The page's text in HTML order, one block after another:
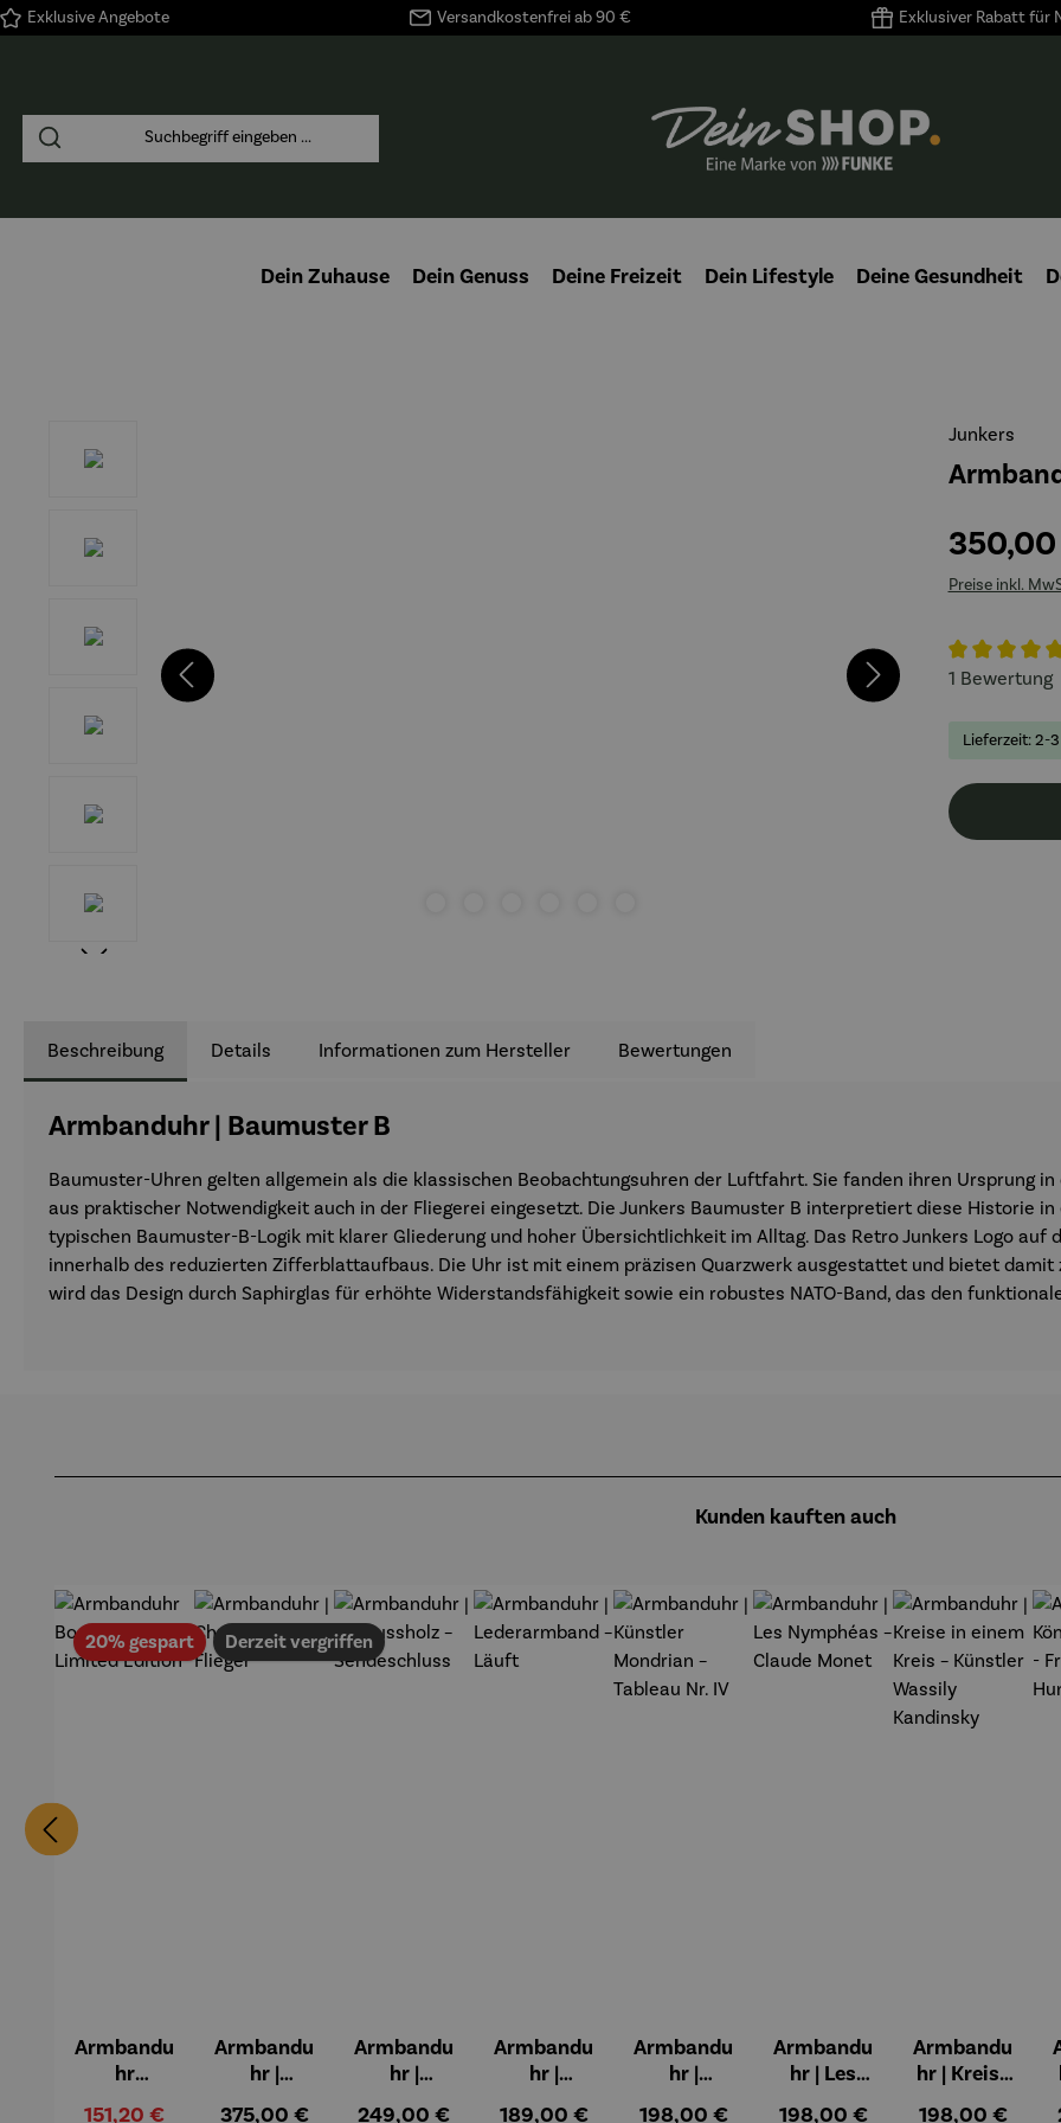
Zur Hauptnavigation springen
Exklusive Angebote Versandkostenfrei ab 90 € Exklusiver Rabatt für
Dein Zuhause Dein Genuss Deine Freizeit Dein Lifestyle Deine Gesundheit
Junkers
Preise inkl.
1 Bewertung
Lieferzeit: 2-3
Beschreibung Details Informationen zum Hersteller Bewertungen
Armbanduhr | Baumuster B
Baumuster-Uhren gelten allgemein als die klassischen Beobachtungsuhren der Luftfahrt. Sie fanden ihren Ursprung
aus praktischer Notwendigkeit auch in der Fliegerei eingesetzt. Die Junkers Baumuster B interpretiert diese Historie
typischen Baumuster-B-Logik mit klarer Gliederung und hoher Übersichtlichkeit im Alltag. Das Retro Junkers Logo
innerhalb des reduzierten Zifferblattaufbaus. Die Uhr ist mit einem präzisen Quarzwerk ausgestattet und bietet damit
wird das Design durch Saphirglas für erhöhte Widerstandsfähigkeit sowie ein robustes NATO-Band, das den
Kunden kauften auch
20% gespartRabatt
Armbandu
hr
Verkaufspreis:
151,20 €
Derzeit vergriffen
Armbandu
hr |
Regulärer Preis:
375,00 €
Armbandu
hr |
Regulärer Preis:
249,00 €
Armbandu
hr |
Regulärer Preis:
189,00 €
Armbandu
hr |
Regulärer Preis:
198,00 €
Armbandu
hr | Les
Regulärer Preis:
198,00 €
Armbandu
hr | Kreise
Regulärer
198,00 €